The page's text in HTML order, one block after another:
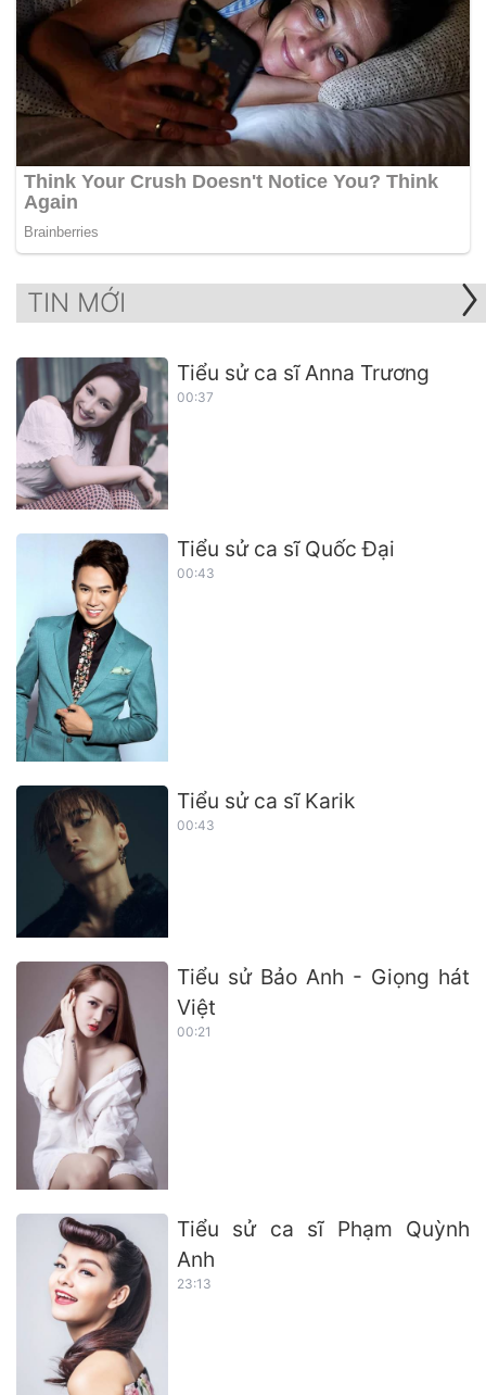
TIN MỚI
Tiểu sử ca sĩ Anna Trương
00:37
Tiểu sử ca sĩ Quốc Đại
00:43
Tiểu sử ca sĩ Karik
00:43
Tiểu sử Bảo Anh - Giọng hát
Việt
00:21
Tiểu sử ca sĩ Phạm Quỳnh
Anh
23:13